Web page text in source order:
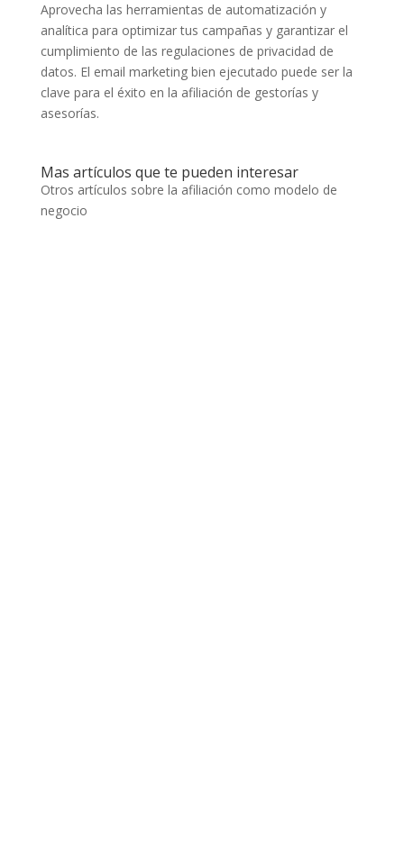
Aprovecha las herramientas de automatización y
analítica para optimizar tus campañas y garantizar el
cumplimiento de las regulaciones de privacidad de
datos. El email marketing bien ejecutado puede ser la
clave para el éxito en la afiliación de gestorías y
asesorías.
Mas artículos que te pueden interesar
Otros artículos sobre la afiliación como modelo de
negocio